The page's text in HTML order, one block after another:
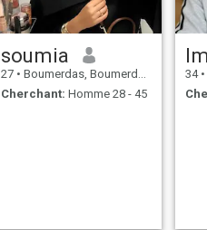
soumia
27 • Boumerdas, Boumerdes, Algérie
Cherchant: Homme 28 - 45
34 •